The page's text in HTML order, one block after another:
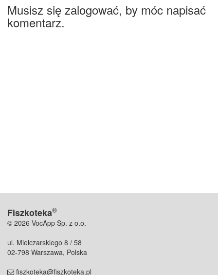
Musisz się zalogować, by móc napisać
komentarz.
Fiszkoteka®
© 2026 VocApp Sp. z o.o.
ul. Mielczarskiego 8 / 58
02-798 Warszawa, Polska
fiszkoteka@fiszkoteka.pl